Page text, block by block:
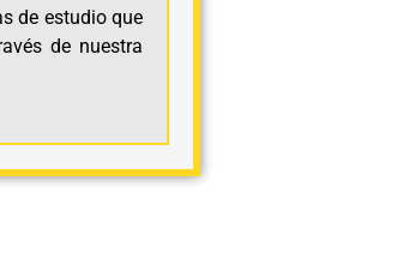
de estudio que
de nuestra